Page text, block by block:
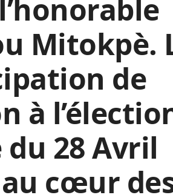
Mitokpè.
de
à
28 Avril
cœur